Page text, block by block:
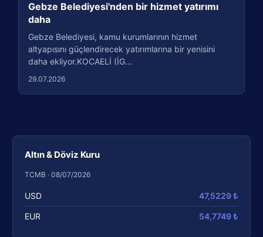
Altın & Döviz Kuru
TCMB · 08/07/2026
USD 47,5229 ₺
EUR 54,7749 ₺
Gebze Belediyesi'nden bir hizmet yatırımı
daha
Gebze Belediyesi, kamu kurumlarının hizmet
altyapısını güçlendirecek yatırımlarına bir yenisini
daha ekliyor.KOCAELİ (İG...
29.07.2026